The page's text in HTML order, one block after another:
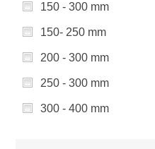
150 - 300 mm
150- 250 mm
200 - 300 mm
250 - 300 mm
300 - 400 mm